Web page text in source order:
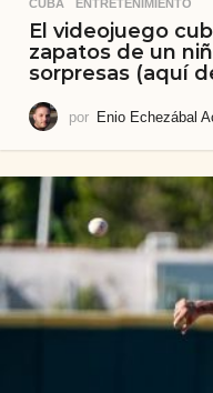
CUBA ,ENTRETENIMIENTO
El videojuego
zapatos de un
sorpresas (aquí
por Enio Echezábal